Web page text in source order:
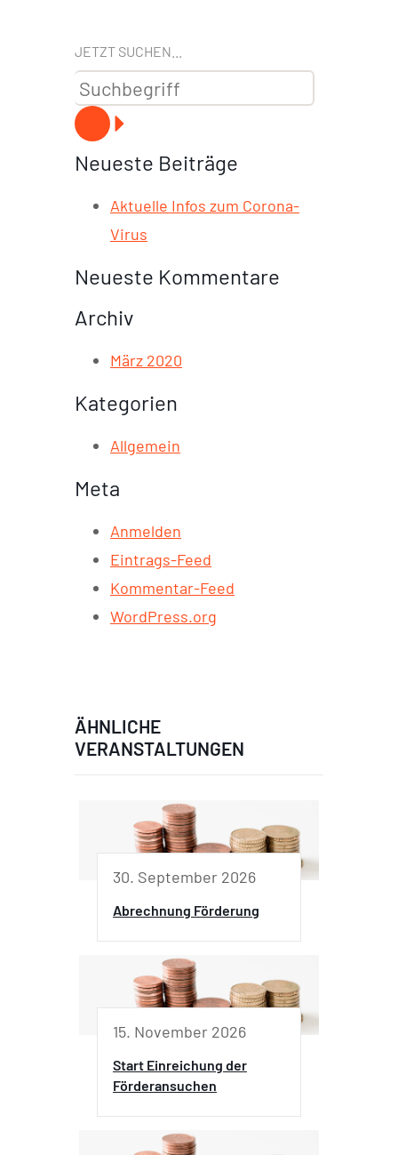
JETZT SUCHEN...
Neueste Beiträge
Aktuelle Infos zum Corona-
Virus
Neueste Kommentare
Archiv
März 2020
Kategorien
Allgemein
Meta
Anmelden
Eintrags-Feed
Kommentar-Feed
WordPress.org
ÄHNLICHE
VERANSTALTUNGEN
30. September 2026
Abrechnung Förderung
15. November 2026
Start Einreichung der
Förderansuchen